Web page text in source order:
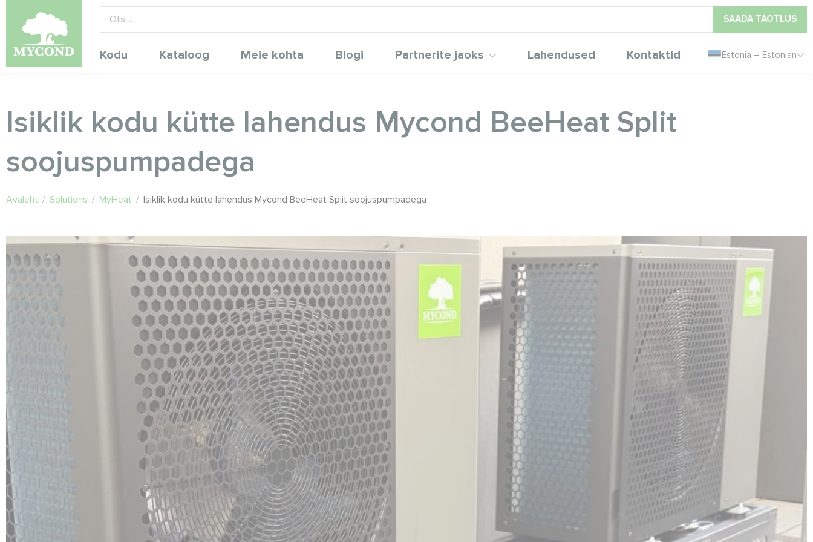
SAADA TAOTLUS
Kodu Kataloog Meie kohta Blogi Partnerite jaoks Lahendused Kontaktid Estonia – Estonian
Isiklik kodu kütte lahendus Mycond BeeHeat Split
soojuspumpadega
Avaleht / Solutions / MyHeat / Isiklik kodu kütte lahendus Mycond BeeHeat Split soojuspumpadega